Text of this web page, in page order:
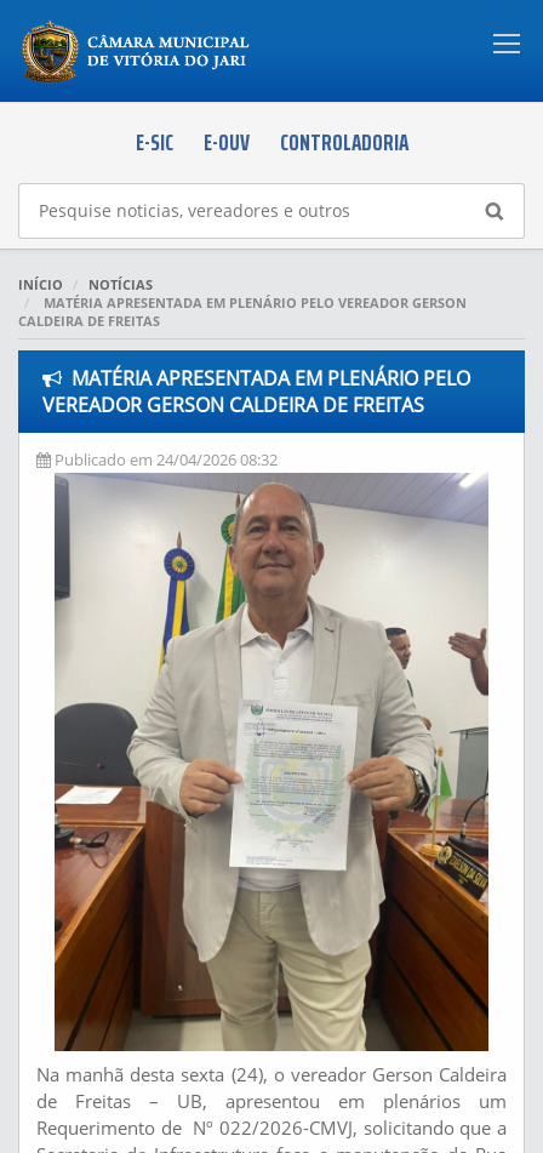
E-SIC E-OUV CONTROLADORIA
INÍCIO
NOTÍCIAS
MATÉRIA APRESENTADA EM PLENÁRIO PELO VEREADOR GERSON
CALDEIRA DE FREITAS
MATÉRIA APRESENTADA EM PLENÁRIO PELO
VEREADOR GERSON CALDEIRA DE FREITAS
Publicado em 24/04/2026 08:32
Na manhã desta sexta (24), o vereador Gerson Caldeira
de Freitas – UB, apresentou em plenários um
Requerimento de Nº 022/2026-CMVJ, solicitando que a